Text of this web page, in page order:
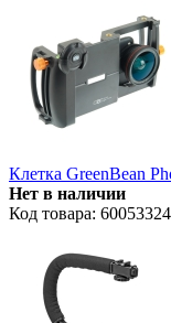
Клетка GreenBean
Нет в наличии
Код товара: 60053324